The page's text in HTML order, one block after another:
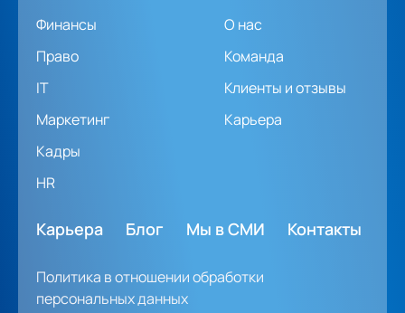
Финансы
Право
IT
Маркетинг
Кадры
HR
О нас
Команда
Клиенты и отзывы
Карьера
Карьера Блог Мы в СМИ Контакты
Политика в отношении обработки
персональных данных